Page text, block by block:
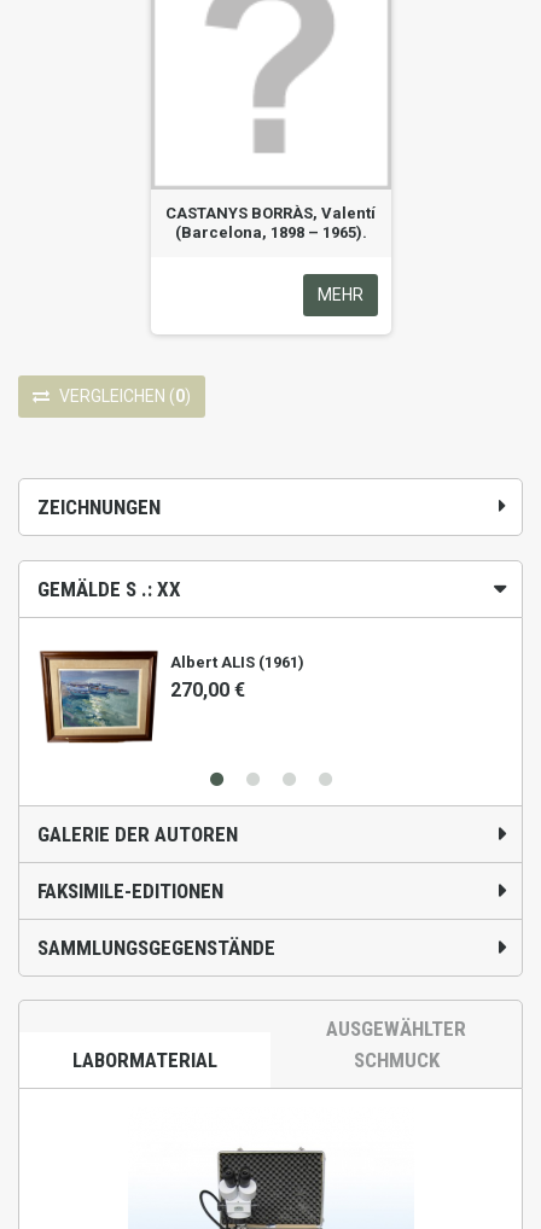
ZEICHNUNGEN
GEMÄLDE S .: XX
Albert ALIS (1961)
270,00 €
GALERIE DER AUTOREN
FAKSIMILE-EDITIONEN
SAMMLUNGSGEGENSTÄNDE
LABORMATERIAL
AUSGEWÄHLTER
SCHMUCK
CASTANYS BORRÀS, Valentí
(Barcelona, 1898 – 1965).
MEHR
VERGLEICHEN (0)